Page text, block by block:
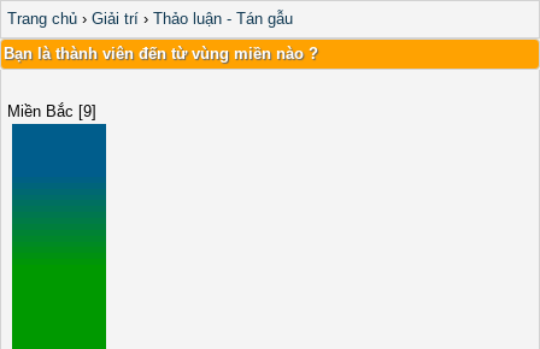
Trang chủ › Giải trí › Thảo luận - Tán gẫu
Bạn là thành viên đến từ vùng miền nào ?
Miền Bắc [9]